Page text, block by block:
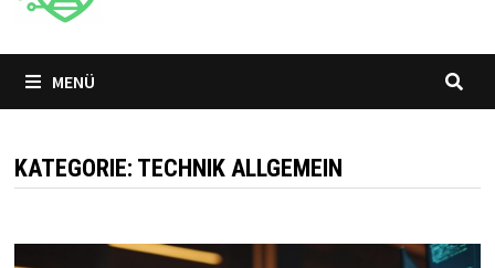
MENÜ
KATEGORIE: TECHNIK ALLGEMEIN